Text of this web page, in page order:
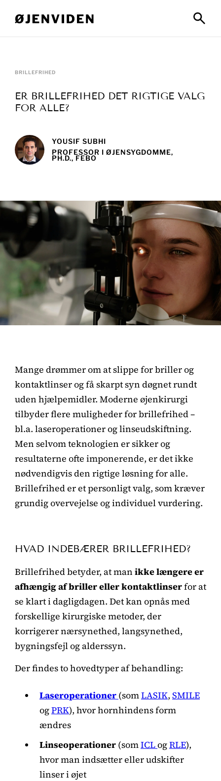
BRILLEFRIHED
ER BRILLEFRIHED DET RIGTIGE VALG
FOR ALLE?
YOUSIF SUBHI
PROFESSOR I ØJENSYGDOMME,
PH.D., FEBO
Mange drømmer om at slippe for briller og
kontaktlinser og få skarpt syn døgnet rundt
uden hjælpemidler. Moderne øjenkirurgi
tilbyder flere muligheder for brillefrihed –
bl.a. laseroperationer og linseudskiftning.
Men selvom teknologien er sikker og
resultaterne ofte imponerende, er det ikke
nødvendigvis den rigtige løsning for alle.
Brillefrihed er et personligt valg, som kræver
grundig overvejelse og individuel vurdering.
HVAD INDEBÆRER BRILLEFRIHED?
Brillefrihed betyder, at man ikke længere er
afhængig af briller eller kontaktlinserfor at
se klart i dagligdagen. Det kan opnås med
forskellige kirurgiske metoder, der
korrigerer nærsynethed, langsynethed,
bygningsfejl og alderssyn.
Der findes to hovedtyper af behandling:
Laseroperationer (somLASIK, SMILE
ogPRK), hvor hornhindens form
ændres
Linseoperationer (somICLogRLE),
hvor man indsætter eller udskifter
linser i øjet